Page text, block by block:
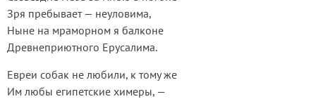
Зря пребывает — неуловима,
Ныне на мраморном я балконе
Древнеприютного Ерусалима.
Евреи собак не любили, к тому же
Им любы египетские химеры, —